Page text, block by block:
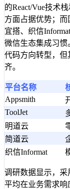
的React/Vue技术
方面占据优势；
宜搭、织信
微信生态集成习
代码方向转型，
齐。
平台名称
Appsmith
ToolJet
明道云
简道云
织信Informat
调研数据显示，采
平均在业务需求响